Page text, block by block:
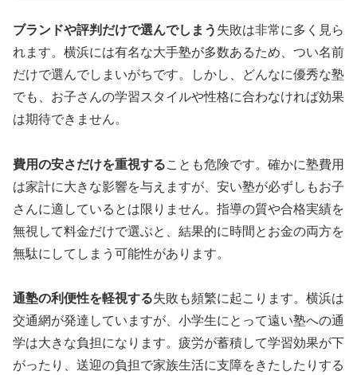
ブランドや評判だけで選んでしまう 失敗は非常に多く見ら
れます。横浜には有名な大手塾が多数あるため、つい名前
だけで選んでしまいがちです。しかし、どんなに優秀な塾
でも、お子さんの学習スタイルや性格に合わなければ効果
は期待できません。
費用の安さだけを重視することも危険です。確かに塾費用
は家計に大きな影響を与えますが、安い塾が必ずしもお子
さんに適しているとは限りません。指導の質や合格実績を
無視して料金だけで選ぶと、結果的に時間とお金の両方を
無駄にしてしまう可能性があります。
通塾の利便性を軽視する失敗も頻繁に起こります。横浜は
交通網が発達していますが、小学生にとって遠い塾への通
学は大きな負担になります。疲労が蓄積して学習効果が下
がったり、送迎の負担で家族生活に支障をきたしたりする